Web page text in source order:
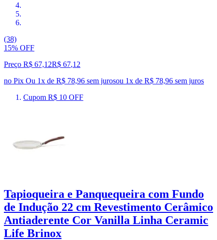
(38)
15% OFF
Preço R$ 67,12R$ 67,12
no Pix Ou 1x de R$ 78,96 sem jurosou 1x de R$ 78,96 sem juros
Cupom R$ 10 OFF
Tapioqueira e Panquequeira com Fundo
de Indução 22 cm Revestimento Cerâmico
Antiaderente Cor Vanilla Linha Ceramic
Life Brinox